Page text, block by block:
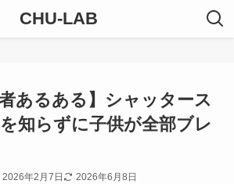
CHU-LAB
者あるある】シャッタース
知らずに子供が全部ブレ
2026年2月7日 2026年6月8日